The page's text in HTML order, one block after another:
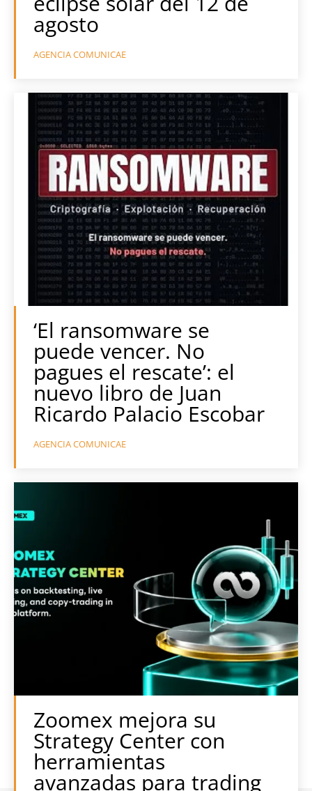
agosto
AGENCIA COMUNICAE
‘El ransomware se
puede vencer. No
pagues el rescate’: el
nuevo libro de Juan
Ricardo Palacio Escobar
AGENCIA COMUNICAE
Zoomex mejora su
Strategy Center con
herramientas
avanzadas para trading